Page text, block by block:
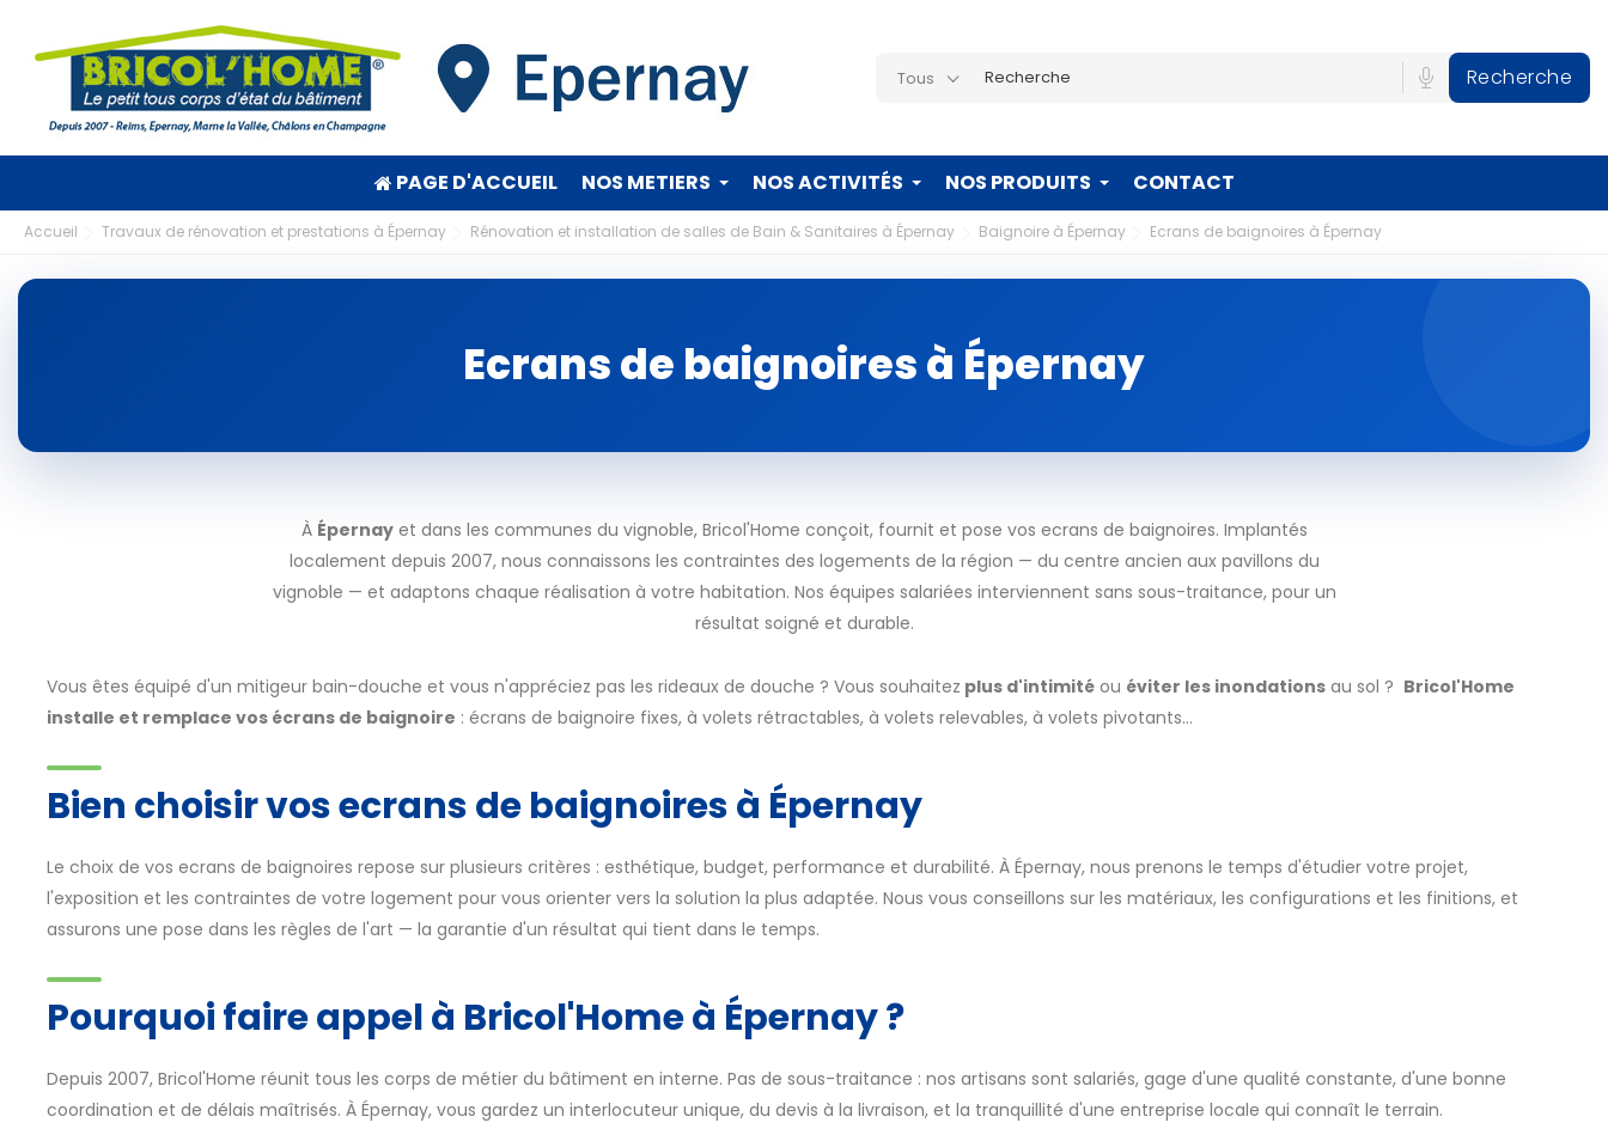
Tous Recherche
PAGE D'ACCUEIL NOS METIERS NOS ACTIVITÉS NOS PRODUITS CONTACT
Accueil Travaux de rénovation et prestations à Épernay Rénovation et installation de salles de Bain & Sanitaires à Épernay Baignoire à Épernay Ecrans de baignoires à Épernay
Ecrans de baignoires à Épernay
À Épernayet dans les communes du vignoble, Bricol'Home conçoit, fournit et pose vos ecrans de baignoires. Implantés
localement depuis 2007, nous connaissons les contraintes des logements de la région — du centre ancien aux pavillons du
vignoble — et adaptons chaque réalisation à votre habitation. Nos équipes salariées interviennent sans sous-traitance, pour un
résultat soigné et durable.
Vous êtes équipé d'un mitigeur bain-douche et vous n'appréciez pas les rideaux de douche ? Vous souhaitez plus d'intimité ou éviter les inondations au sol ? Bricol'Home
installe et remplace vos écrans de baignoire : écrans de baignoire fixes, à volets rétractables, à volets relevables, à volets pivotants...
Bien choisir vos ecrans de baignoires à Épernay
Le choix de vos ecrans de baignoires repose sur plusieurs critères : esthétique, budget, performance et durabilité. À Épernay, nous prenons le temps d'étudier votre projet,
l'exposition et les contraintes de votre logement pour vous orienter vers la solution la plus adaptée. Nous vous conseillons sur les matériaux, les configurations et les finitions, et
assurons une pose dans les règles de l'art — la garantie d'un résultat qui tient dans le temps.
Pourquoi faire appel à Bricol'Home à Épernay ?
Depuis 2007, Bricol'Home réunit tous les corps de métier du bâtiment en interne. Pas de sous-traitance : nos artisans sont salariés, gage d'une qualité constante, d'une bonne
coordination et de délais maîtrisés. À Épernay, vous gardez un interlocuteur unique, du devis à la livraison, et la tranquillité d'une entreprise locale qui connaît le terrain.